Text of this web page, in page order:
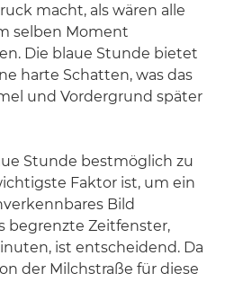
macht, als wären alle
selben Moment
Die blaue Stunde bietet
harte Schatten, was das
und Vordergrund später
Stunde bestmöglich zu
Faktor ist, um ein
Bild
begrenzte Zeitfenster,
ist entscheidend. Da
der Milchstraße für diese